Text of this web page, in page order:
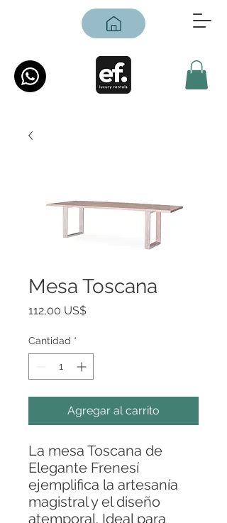
Mesa Toscana
112,00 US$Precio
Cantidad *
Agregar al carrito
La mesa Toscana de
Elegante Frenesí
ejemplifica la artesanía
magistral y el diseño
atemporal. Ideal para